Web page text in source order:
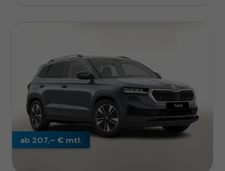
ab 207,– € mtl.